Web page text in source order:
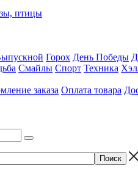
птицы
Горох День Победы
Смайлы Спорт Техника
заказа Оплата товара